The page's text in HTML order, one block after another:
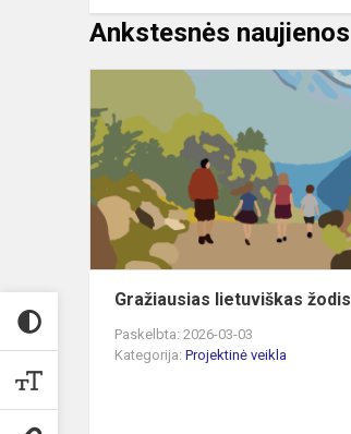
Ankstesnės naujienos
Gražiausias lietuviškas žodis
Paskelbta: 2026-03-03
Kategorija: Projektinė veikla